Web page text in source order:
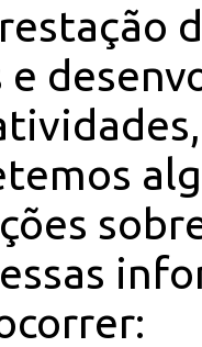
e